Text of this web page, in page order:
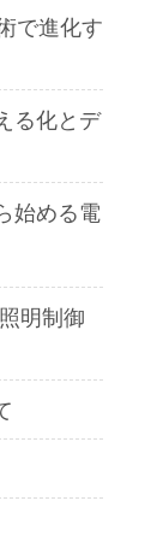
で進化す
る化とデ
始める電
明制御